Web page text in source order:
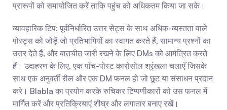
प्रारूपों को समायोजित करें ताकि पहुंच को अधिकतम किया जा सके।
व्यावहारिक टिप: पूर्वनिर्धारित उत्तर सेट्स के साथ अधिक-व्यस्तता वाले
पोस्ट्स को जोड़ें जो प्रतिभागियों का स्वागत करते हैं, सामान्य प्रश्नों का
उत्तर देते हैं, और बातचीत जारी रखने के लिए DMs को आमंत्रित करते
हैं। उदाहरण के लिए, एक पाँच-पोस्ट कारोसोल श्रृंखला चलाएँ जिसके
साथ एक अनुवर्ती रील और एक DM फनल हो जो छूट या संसाधन प्रदान
करे। Blabla का प्रयोग करके रुचिकर टिप्पणीकारों को उस फनल में
मार्गित करें और प्रतिक्रियाएं शीघ्र और लगातार बनाए रखें।